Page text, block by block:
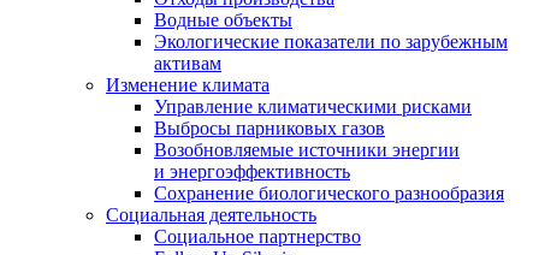
Водные объекты
Экологические показатели по зарубежным
активам
Изменение климата
Управление климатическими рисками
Выбросы парниковых газов
Возобновляемые источники энергии
и энергоэффективность
Сохранение биологического разнообразия
Социальная деятельность
Социальное партнерство